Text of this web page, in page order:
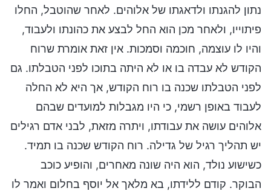
נתון להגנתו ולדאגתו של אלוהים. לאחר שהוטבל, החלו
פיתוייו, ולאחר מכן הוא החל לבצע את כהונתו ולעבוד,
והיו לו עוצמה, חוכמה וסמכות. אין זאת אומרת שרוח
הקודש לא עבדה בו או לא היתה בתוכו לפני הטבלתו. גם
לפני הטבלתו שכנה בו רוח הקודש, אך היא לא החלה
לעבוד באופן רשמי, כי היו מגבלות למועדים שבהם
אלוהים עושה את עבודתו, ויתרה מזאת, לבני אדם רגילים
יש תהליך רגיל של גדילה. רוח הקודש שכנה בו תמיד.
כשישוע נולד, הוא היה שונה מאחרים, והופיע כוכב
הבוקר. קודם ללידתו, בא מלאך אל יוסף בחלום ואמר לו